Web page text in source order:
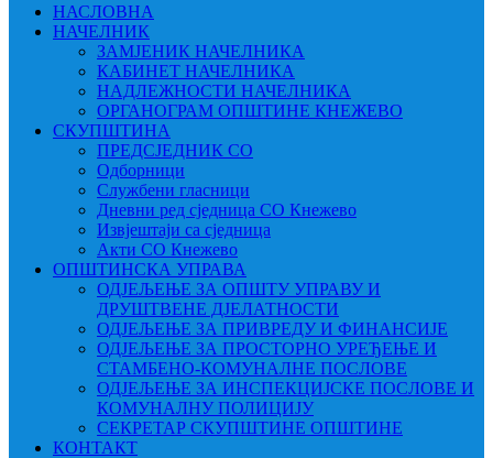
НАСЛОВНА
НАЧЕЛНИК
ЗАМЈЕНИК НАЧЕЛНИКА
КАБИНЕТ НАЧЕЛНИКА
НАДЛЕЖНОСТИ НАЧЕЛНИКА
ОРГАНОГРАМ ОПШТИНЕ КНЕЖЕВО
СКУПШТИНА
ПРЕДСЈЕДНИК СО
Одборници
Службени гласници
Дневни ред сједница СО Кнежево
Извјештаји са сједница
Акти СО Кнежево
ОПШТИНСКА УПРАВА
ОДЈЕЉЕЊЕ ЗА ОПШТУ УПРАВУ И
ДРУШТВЕНЕ ДЈЕЛАТНОСТИ
ОДЈЕЉЕЊЕ ЗА ПРИВРЕДУ И ФИНАНСИЈЕ
ОДЈЕЉЕЊЕ ЗА ПРОСТОРНО УРЕЂЕЊЕ И
СТАМБЕНО-КОМУНАЛНЕ ПОСЛОВЕ
ОДЈЕЉЕЊЕ ЗА ИНСПЕКЦИЈСКЕ ПОСЛОВЕ И
КОМУНАЛНУ ПОЛИЦИЈУ
СЕКРЕТАР СКУПШТИНЕ ОПШТИНЕ
КОНТАКТ